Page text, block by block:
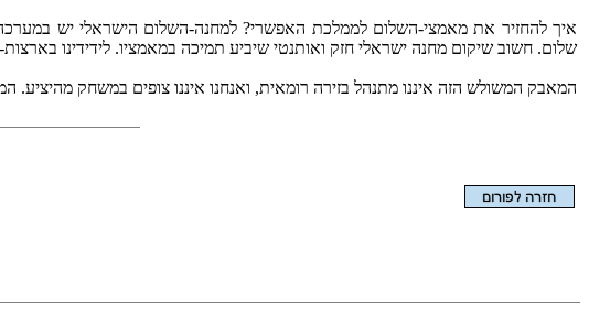
איך להחזיר את מאמצי-השלום לממלכת האפשרי? למחנה-השלום הישראלי יש
שלום. חשוב שיקום מחנה ישראלי חזק ואותנטי שיביע תמיכה במאמציו. לידידינו
המאבק המשולש הזה איננו מתנהל בזירה רומאית, ואנחנו איננו צופים במשחק מהיציע.